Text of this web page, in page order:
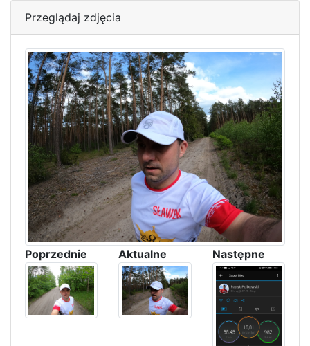
Przeglądaj zdjęcia
Poprzednie Aktualne Następne